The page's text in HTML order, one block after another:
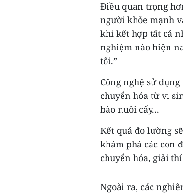
Điều quan trọng
người khỏe mạnh
khi kết hợp tất cả
nghiệm nào hiện
tôi.”
Công nghệ sử
chuyển hóa từ vi
bào nuôi cấy...
Kết quả đo lường
khám phá các con
chuyển hóa, giải
Ngoài ra, các